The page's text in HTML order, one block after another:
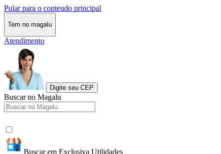
Pular para o conteudo principal
Tem no magalu
Atendimento
Digite seu CEP
Buscar no Magalu
Buscar em Exclusiva Utilidades